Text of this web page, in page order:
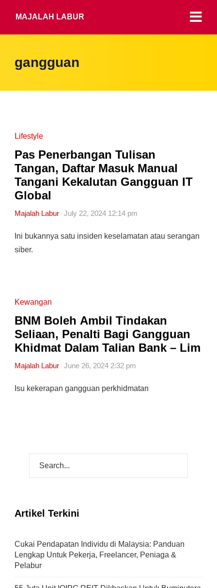
MAJALAH LABUR
gangguan
Lifestyle
Pas Penerbangan Tulisan
Tangan, Daftar Masuk Manual
Tangani Kekalutan Gangguan IT
Global
Majalah Labur July 22, 2024 12:14 pm
Ini bukannya satu insiden keselamatan atau serangan
siber.
Kewangan
BNM Boleh Ambil Tindakan
Seliaan, Penalti Bagi Gangguan
Khidmat Dalam Talian Bank – Lim
Majalah Labur June 26, 2024 2:32 pm
Isu kekerapan gangguan perkhidmatan
Artikel Terkini
Cukai Pendapatan Individu di Malaysia: Panduan
Lengkap Untuk Pekerja, Freelancer, Peniaga &
Pelabur